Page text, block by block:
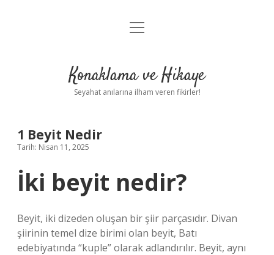
Anasayfa
Yasal Uyarı
menüyü
Konaklama ve Hikaye
Seyahat anılarına ilham veren fikirler!
1 Beyit Nedir
Tarih: Nisan 11, 2025
İki beyit nedir?
Beyit, iki dizeden oluşan bir şiir parçasıdır. Divan
şiirinin temel dize birimi olan beyit, Batı
edebiyatında “kuple” olarak adlandırılır. Beyit, aynı